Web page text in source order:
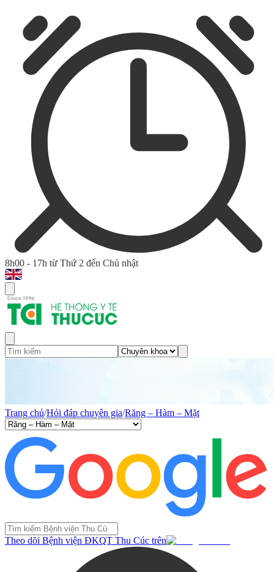
8h00 - 17h từ Thứ 2 đến Chủ nhật
Trang chủ/Hỏi đáp chuyên gia/Răng – Hàm – Mặt
Theo dõi Bệnh viện ĐKQT Thu Cúc trên